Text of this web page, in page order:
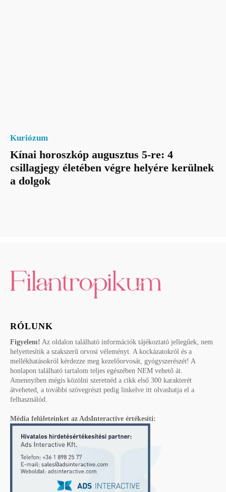
Kuriózum
Kínai horoszkóp augusztus 5-re: 4
csillagjegy életében végre helyére kerülnek
a dolgok
RÓLUNK
Figyelem! Az oldalon található információk tájékoztató jellegűek, nem
helyettesítik a szakszerű orvosi véleményt. A kockázatokról és a
mellékhatásokról kérdezze meg kezelőorvosát, gyógyszerészét! A
honlapon található tartalom teljes egészében NEM vehető át.
Amennyiben mégis közölni szeretnéd a cikk első 300 karakterét
átveheted, a további szövegrészt pedig linkelve itt olvashatja el a
felhasználód.
Média felületeinket az AdsInteractive értékesíti: